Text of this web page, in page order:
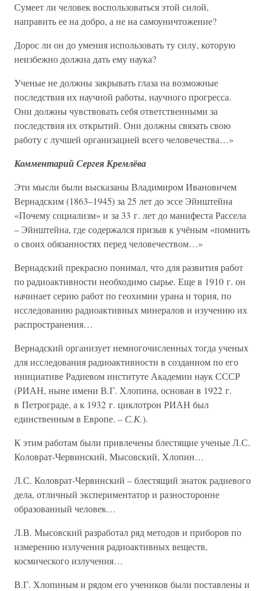
Сумеет ли человек воспользоваться этой силой,
направить ее на добро, а не на самоуничтожение?
Дорос ли он до умения использовать ту силу, которую
неизбежно должна дать ему наука?
Ученые не должны закрывать глаза на возможные
последствия их научной работы, научного прогресса.
Они должны чувствовать себя ответственными за
последствия их открытий. Они должны связать свою
работу с лучшей организацией всего человечества…»
Комментарий Сергея Кремлёва
Эти мысли были высказаны Владимиром Ивановичем
Вернадским (1863–1945) за 25 лет до эссе Эйнштейна
«Почему социализм» и за 33 г. лет до манифеста Рассела
– Эйнштейна, где содержался призыв к учёным «помнить
о своих обязанностях перед человечеством…»
Вернадский прекрасно понимал, что для развития работ
по радиоактивности необходимо сырье. Еще в 1910 г. он
начинает серию работ по геохимии урана и тория, по
исследованию радиоактивных минералов и изучению их
распространения…
Вернадский организует немногочисленных тогда ученых
для исследования радиоактивности в созданном по его
инициативе Радиевом институте Академии наук СССР
(РИАН, ныне имени В.Г. Хлопина, основан в 1922 г.
в Петрограде, а к 1932 г. циклотрон РИАН был
единственным в Европе. – С.К.).
К этим работам были привлечены блестящие ученые Л.С.
Коловрат-Червинский, Мысовский, Хлопин…
Л.С. Коловрат-Червинский – блестящий знаток радиевого
дела, отличный экспериментатор и разносторонне
образованный человек…
Л.В. Мысовский разработал ряд методов и приборов по
измерению излучения радиоактивных веществ,
космического излучения…
В.Г. Хлопиным и рядом его учеников были поставлены и